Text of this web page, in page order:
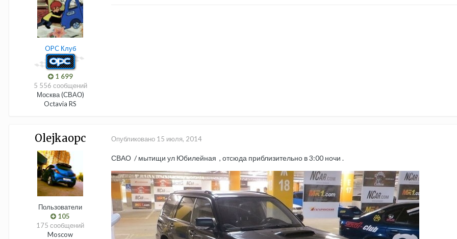
OPC Клуб
1 699
5 556 сообщений
Москва (СВАО)
Octavia RS
Olejkaopc
Пользователи
105
175 сообщений
Moscow
Опубликовано 15 июля, 2014
СВАО / мытищи ул Юбилейная , отсюда приблизительно в 3:00 ночи .